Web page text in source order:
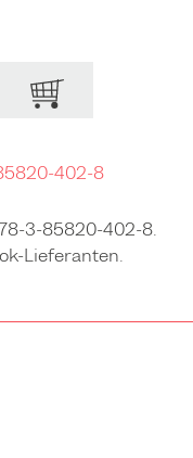
3-85820-402-8.
Lieferanten.